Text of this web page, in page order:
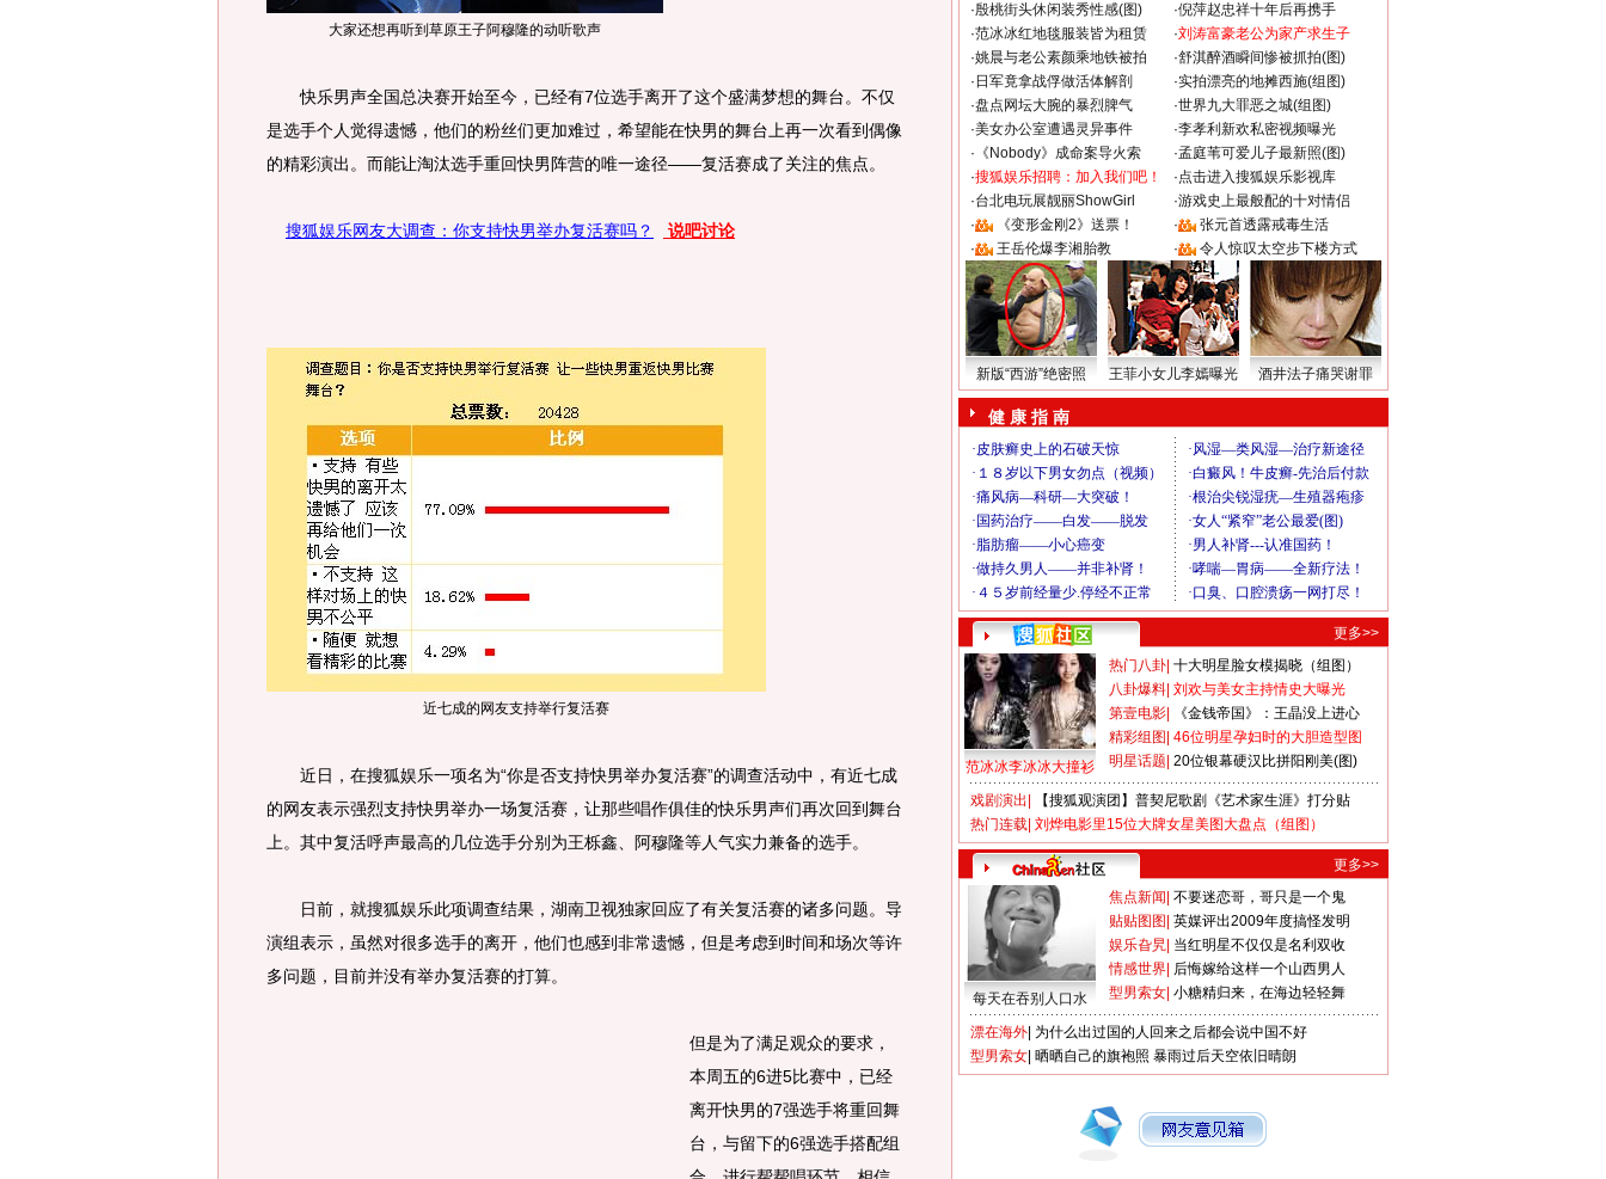
大家还想再听到草原王子阿穆隆的动听歌声
快乐男声全国总决赛开始至今，已经有7位选手离开了这个盛满梦想的舞台。不仅
是选手个人觉得遗憾，他们的粉丝们更加难过，希望能在快男的舞台上再一次看到偶像
的精彩演出。而能让淘汰选手重回快男阵营的唯一途径——复活赛成了关注的焦点。
搜狐娱乐网友大调查：你支持快男举办复活赛吗？ 说吧讨论
近七成的网友支持举行复活赛
近日，在搜狐娱乐一项名为“你是否支持快男举办复活赛”的调查活动中，有近七成
的网友表示强烈支持快男举办一场复活赛，让那些唱作俱佳的快乐男声们再次回到舞台
上。其中复活呼声最高的几位选手分别为王栎鑫、阿穆隆等人气实力兼备的选手。
日前，就搜狐娱乐此项调查结果，湖南卫视独家回应了有关复活赛的诸多问题。导
演组表示，虽然对很多选手的离开，他们也感到非常遗憾，但是考虑到时间和场次等许
多问题，目前并没有举办复活赛的打算。
但是为了满足观众的要求，
本周五的6进5比赛中，已经
离开快男的7强选手将重回舞
台，与留下的6强选手搭配组
·殷桃街头休闲装秀性感(图) ·倪萍赵忠祥十年后再携手
·范冰冰红地毯服装皆为租赁 ·刘涛富豪老公为家产求生子
·姚晨与老公素颜乘地铁被拍 ·舒淇醉酒瞬间惨被抓拍(图)
· 日军竟拿战俘做活体解剖 ·实拍漂亮的地摊西施(组图)
·盘点网坛大腕的暴烈脾气 ·世界九大罪恶之城(组图)
·美女办公室遭遇灵异事件 ·李孝利新欢私密视频曝光
· 《Nobody》成命案导火索 ·孟庭苇可爱儿子最新照(图)
·搜狐娱乐招聘：加入我们吧！ ·点击进入搜狐娱乐影视库
·台北电玩展靓丽ShowGirl ·游戏史上最般配的十对情侣
·
《变形金刚2》送票！ ·
张元首透露戒毒生活
·
王岳伦爆李湘胎教 · 令人惊叹太空步下楼方式
新版“西游”绝密照 王菲小女儿李嫣曝光 酒井法子痛哭谢罪
健 康 指 南
更多>>
范冰冰李冰冰大撞衫
热门八卦 十大明星脸女模揭晓（组图）
八卦爆料 刘欢与美女主持情史大曝光
第壹电影
《金钱帝国》：王晶没上进心
精彩组图 46位明星孕妇时的大胆造型图
明星话题 20位银幕硬汉比拼阳刚美(图)
戏剧演出
【搜狐观演团】普契尼歌剧《艺术家生涯》打分贴
热门连载 刘烨电影里15位大牌女星美图大盘点（组图）
更多>>
每天在吞别人口水
焦点新闻 不要迷恋哥，哥只是一个鬼
贴贴图图 英媒评出2009年度搞怪发明
娱乐旮旯 当红明星不仅仅是名利双收
情感世界 后悔嫁给这样一个山西男人
型男索女 小糖精归来，在海边轻轻舞
漂在海外 为什么出过国的人回来之后都会说中国不好
型男索女 晒晒自己的旗袍照 暴雨过后天空依旧晴朗